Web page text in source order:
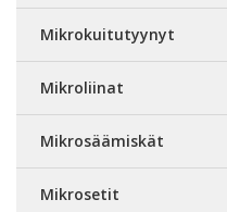
Mikrokuitutyynyt
Mikroliinat
Mikrosäämiskät
Mikrosetit